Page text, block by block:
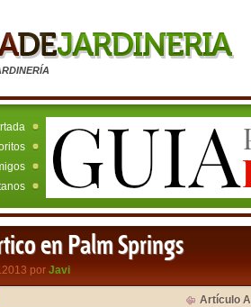
en Palm Springs
por Javi
Artículo